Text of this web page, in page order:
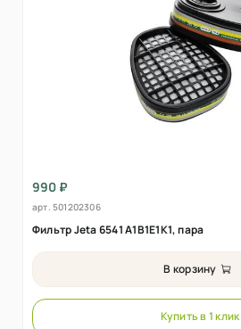
990 ₽
арт. 501202306
Фильтр Jeta 6541 А1В1Е1К1, пара
В корзину
Купить в 1 клик